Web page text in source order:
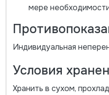
мере
Индивидуальная
Условия
Хранить в сухом,